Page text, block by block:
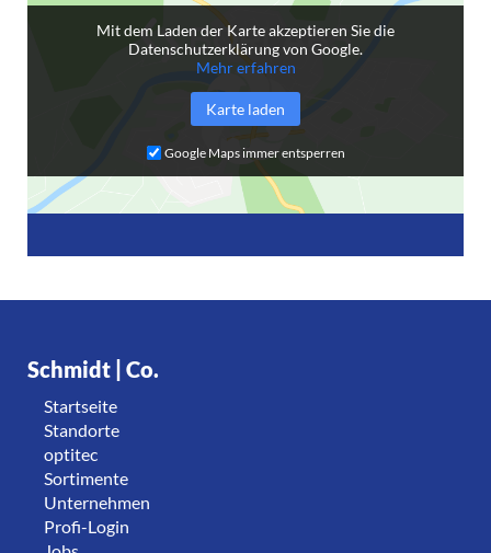
Mit dem Laden der Karte akzeptieren Sie die
Datenschutzerklärung von Google.
Mehr erfahren
Karte laden
Google Maps immer entsperren
Schmidt | Co.
Startseite
Standorte
optitec
Sortimente
Unternehmen
Profi-Login